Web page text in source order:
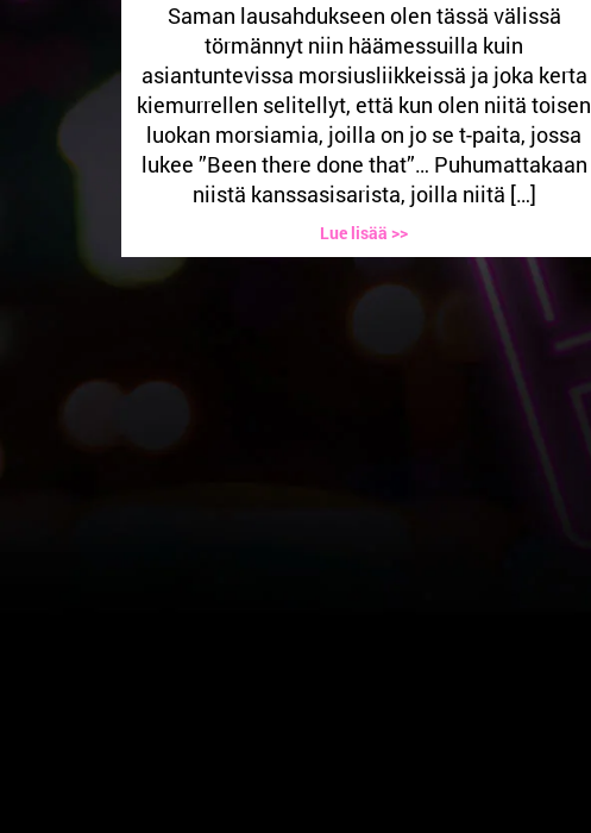
Saman lausahdukseen olen tässä välissä
törmännyt niin häämessuilla kuin
asiantuntevissa morsiusliikkeissä ja joka kerta
kiemurrellen selitellyt, että kun olen niitä toisen
luokan morsiamia, joilla on jo se t-paita, jossa
lukee ”Been there done that”… Puhumattakaan
niistä kanssasisarista, joilla niitä […]
Lue lisää >>